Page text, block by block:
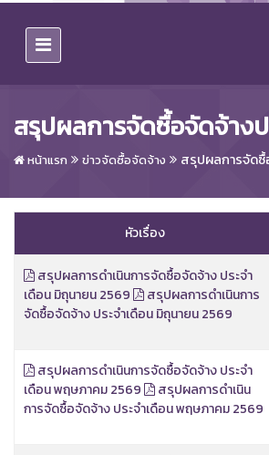
สรุปผลการจัดซื้อจัดจ้างป
หน้าแรก ข่าวจัดซื้อจัดจ้าง สรุปผลการจัดซื้
หัวเรื่อง
สรุปผลการดำเนินการจัดซื้อจัดจ้าง ประจำ
เดือน มิถุนายน 2569
สรุปผลการดำเนินการ
จัดซื้อจัดจ้าง ประจำเดือน มิถุนายน 2569
สรุปผลการดำเนินการจัดซื้อจัดจ้าง ประจำ
เดือน พฤษภาคม 2569
สรุปผลการดำเนิน
การจัดซื้อจัดจ้าง ประจำเดือน พฤษภาคม 2569